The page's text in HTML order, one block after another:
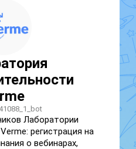
Лаборатории
регистрация на
о вебинарах,